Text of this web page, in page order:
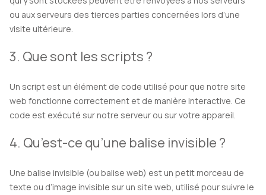
ou aux serveurs des tierces parties concernées lors d’une
visite ultérieure.
3. Que sont les scripts ?
Un script est un élément de code utilisé pour que notre site
web fonctionne correctement et de manière interactive. Ce
code est exécuté sur notre serveur ou sur votre appareil.
4. Qu’est-ce qu’une balise invisible ?
Une balise invisible (ou balise web) est un petit morceau de
texte ou d’image invisible sur un site web, utilisé pour suivre le